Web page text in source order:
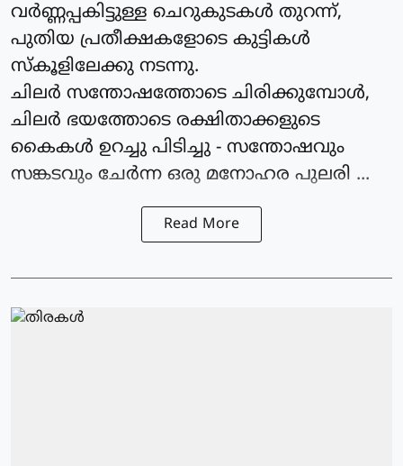
വർണ്ണപ്പകിട്ടുള്ള ചെറുകുടകൾ തുറന്ന്,
പുതിയ പ്രതീക്ഷകളോടെ കുട്ടികൾ
സ്കൂളിലേക്കു നടന്നു.
ചിലർ സന്തോഷത്തോടെ ചിരിക്കുമ്പോൾ,
ചിലർ ഭയത്തോടെ രക്ഷിതാക്കളുടെ
കൈകൾ ഉറച്ചു പിടിച്ചു - സന്തോഷവും
സങ്കടവും ചേർന്ന ഒരു മനോഹര പുലരി ...
Read More